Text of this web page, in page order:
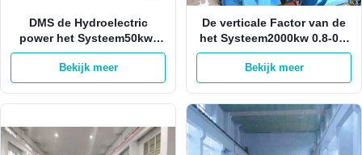
DMS de Hydroelectric
power het Systeem50kw-
20mw Kant en klare
Diensten van EPS
Bekijk meer
De verticale Factor van de
het Systeem2000kw 0.8-0.9
Macht van Turbine
Hydroelectric power
Bekijk meer